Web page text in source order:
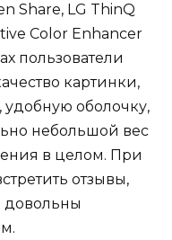
Share, LG ThinQ
Color Enhancer
пользователи
картинки,
удобную оболочку,
небольшой вес
в целом. При
отзывы,
довольны